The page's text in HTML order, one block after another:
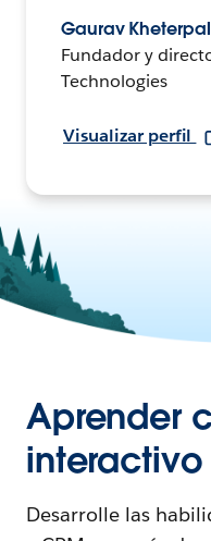
Gaurav Kheterpal
Fundador y
Technologies
Visualizar perfil
Aprender
interactivo
Desarrolle las